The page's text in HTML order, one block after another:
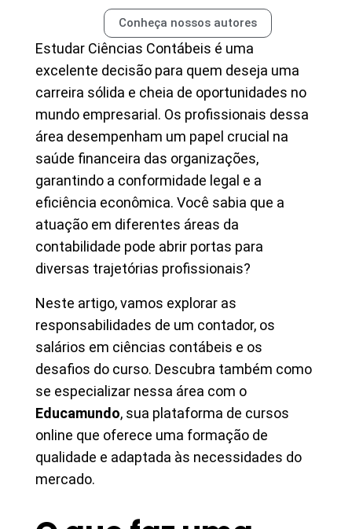
Conheça nossos autores
Estudar Ciências Contábeis é uma
excelente decisão para quem deseja uma
carreira sólida e cheia de oportunidades no
mundo empresarial. Os profissionais dessa
área desempenham um papel crucial na
saúde financeira das organizações,
garantindo a conformidade legal e a
eficiência econômica. Você sabia que a
atuação em diferentes áreas da
contabilidade pode abrir portas para
diversas trajetórias profissionais?
Neste artigo, vamos explorar as
responsabilidades de um contador, os
salários em ciências contábeis e os
desafios do curso. Descubra também como
se especializar nessa área com o
Educamundo, sua plataforma de cursos
online que oferece uma formação de
qualidade e adaptada às necessidades do
mercado.